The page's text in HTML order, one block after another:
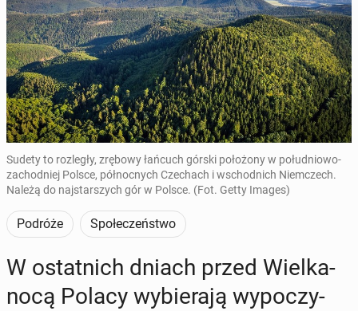
Sudety to rozległy, zrębowy łańcuch górski położony w południowo-
zachodniej Polsce, północnych Czechach i wschodnich Niemczech.
Należą do najstarszych gór w Polsce. (Fot. Getty Images)
Podróże Społeczeństwo
W ostat­nich dniach przed Wiel­ka­
no­cą Polacy wy­bie­ra­ją wy­po­czy­